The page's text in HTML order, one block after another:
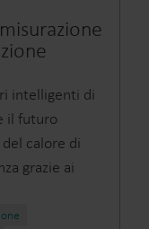
intelligenti di
il futuro
calore di
grazie ai